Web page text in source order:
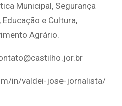
Municipal, Segurança
e Cultura,
Agrário.
in/valdei-jose-jornalista/